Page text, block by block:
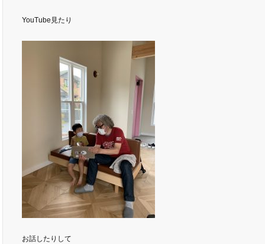
YouTube見たり
お話したりして